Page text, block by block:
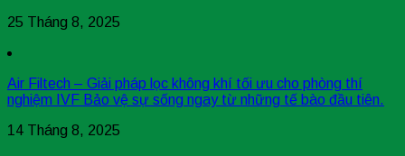
25 Tháng 8, 2025
Air Filtech – Giải pháp lọc không khí tối ưu cho phòng thí
nghiệm IVF Bảo vệ sự sống ngay từ những tế bào đầu tiên.
14 Tháng 8, 2025